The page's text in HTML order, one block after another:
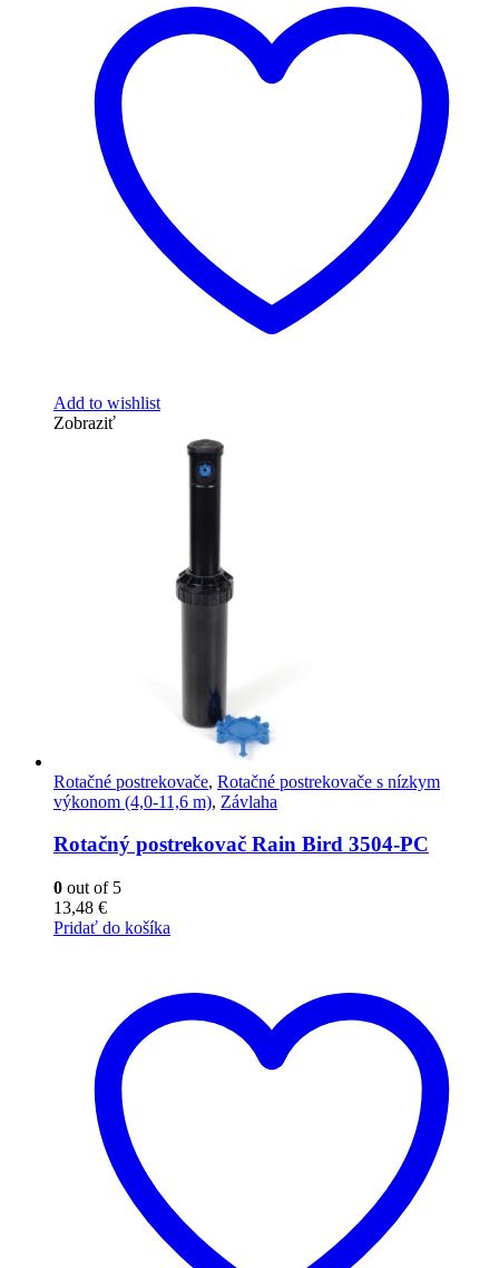
Add to wishlist
Zobraziť
Rotačné postrekovače, Rotačné postrekovače s nízkym
výkonom (4,0-11,6 m), Závlaha
Rotačný postrekovač Rain Bird 3504-PC
0 out of 5
13,48 €
Pridať do košíka